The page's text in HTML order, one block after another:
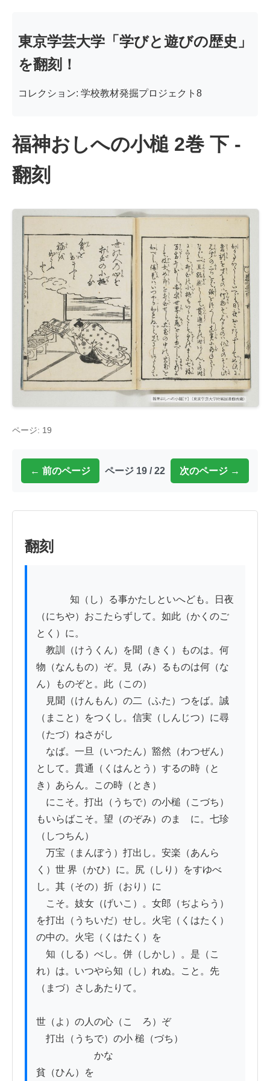
東京学芸大学「学びと遊びの歴史」
を翻刻！
コレクション: 学校教材発掘プロジェクト8
福神おしへの小槌 2巻 下 -
翻刻
ページ: 19
← 前のページ ページ 19 / 22 次のページ →
翻刻
（にちや）おこたらずして。如此（かくのご
とく）に。
教訓（けうくん）を聞（きく）ものは。何
物（なんもの）ぞ。見（み）るものは何（な
ん）ものぞと。此（この）
見聞（けんもん）の二（ふた）つをば。誠
（まこと）をつくし。信実（しんじつ）に尋
（たづ）ねさがし
なば。一旦（いつたん）豁然（わつぜん）
として。貫通（くはんとう）するの時（と
き）あらん。この時（とき）
にこそ。打出（うちで）の小槌（こづち）
もいらばこそ。望（のぞみ）のまゝに。七珍
（しつちん）
万宝（まんぼう）打出し。安楽（あんら
く）世 界（かひ）に。尻（しり）をすゆべ
し。其（その）折（おり）に
こそ。妓女（げいこ）。女郎（ぢよらう）
を打出（うちいだ）せし。火宅（くはたく）
の中の。火宅（くはたく）を
知（しる）べし。併（しかし）。是（こ
れ）は。いつやら知（し）れぬ。こと。先
（まづ）さしあたりて。
世（よ）の人の心（こゝろ）ぞ
打出（うちで）の小 槌（づち）
かな
貧（ひん）を